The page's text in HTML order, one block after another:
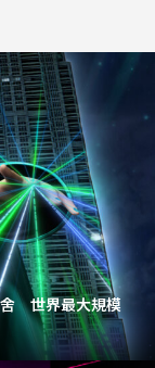
舍 世界最大規模